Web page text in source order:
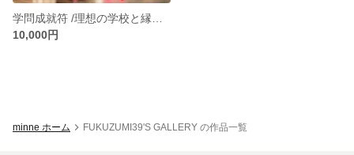
10,000円
minne ホーム FUKUZUMI39'S GALLERY の作品一覧